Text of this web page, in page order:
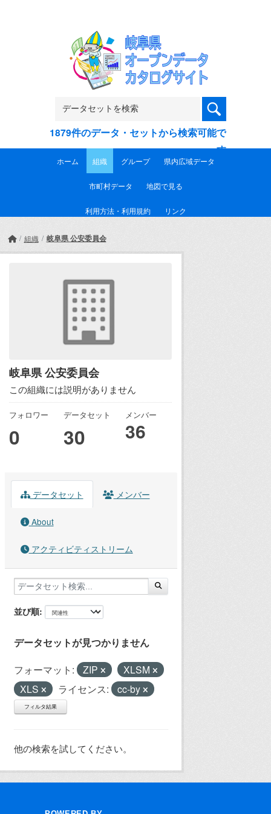
1879件のデータ・セットから検索可能で
す
ホーム 組織 グループ 県内広域データ
市町村データ 地図で見る
利用方法・利用規約 リンク
組織 岐阜県 公安委員会
岐阜県 公安委員会
この組織には説明がありません
フォロワー
0
データセット
30
メンバー
36
データセット メンバー
About
アクティビティストリーム
並び順
データセットが見つかりません
フォーマット: ZIP
XLSM
XLS
ライセンス: cc-by
フィルタ結果
他の検索を試してください。